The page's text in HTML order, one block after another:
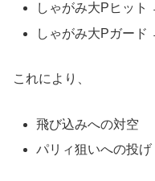
しゃがみ大Pヒット
しゃがみ大Pガー
これにより、
飛び込みへの対空
パリィ狙いへの投げ